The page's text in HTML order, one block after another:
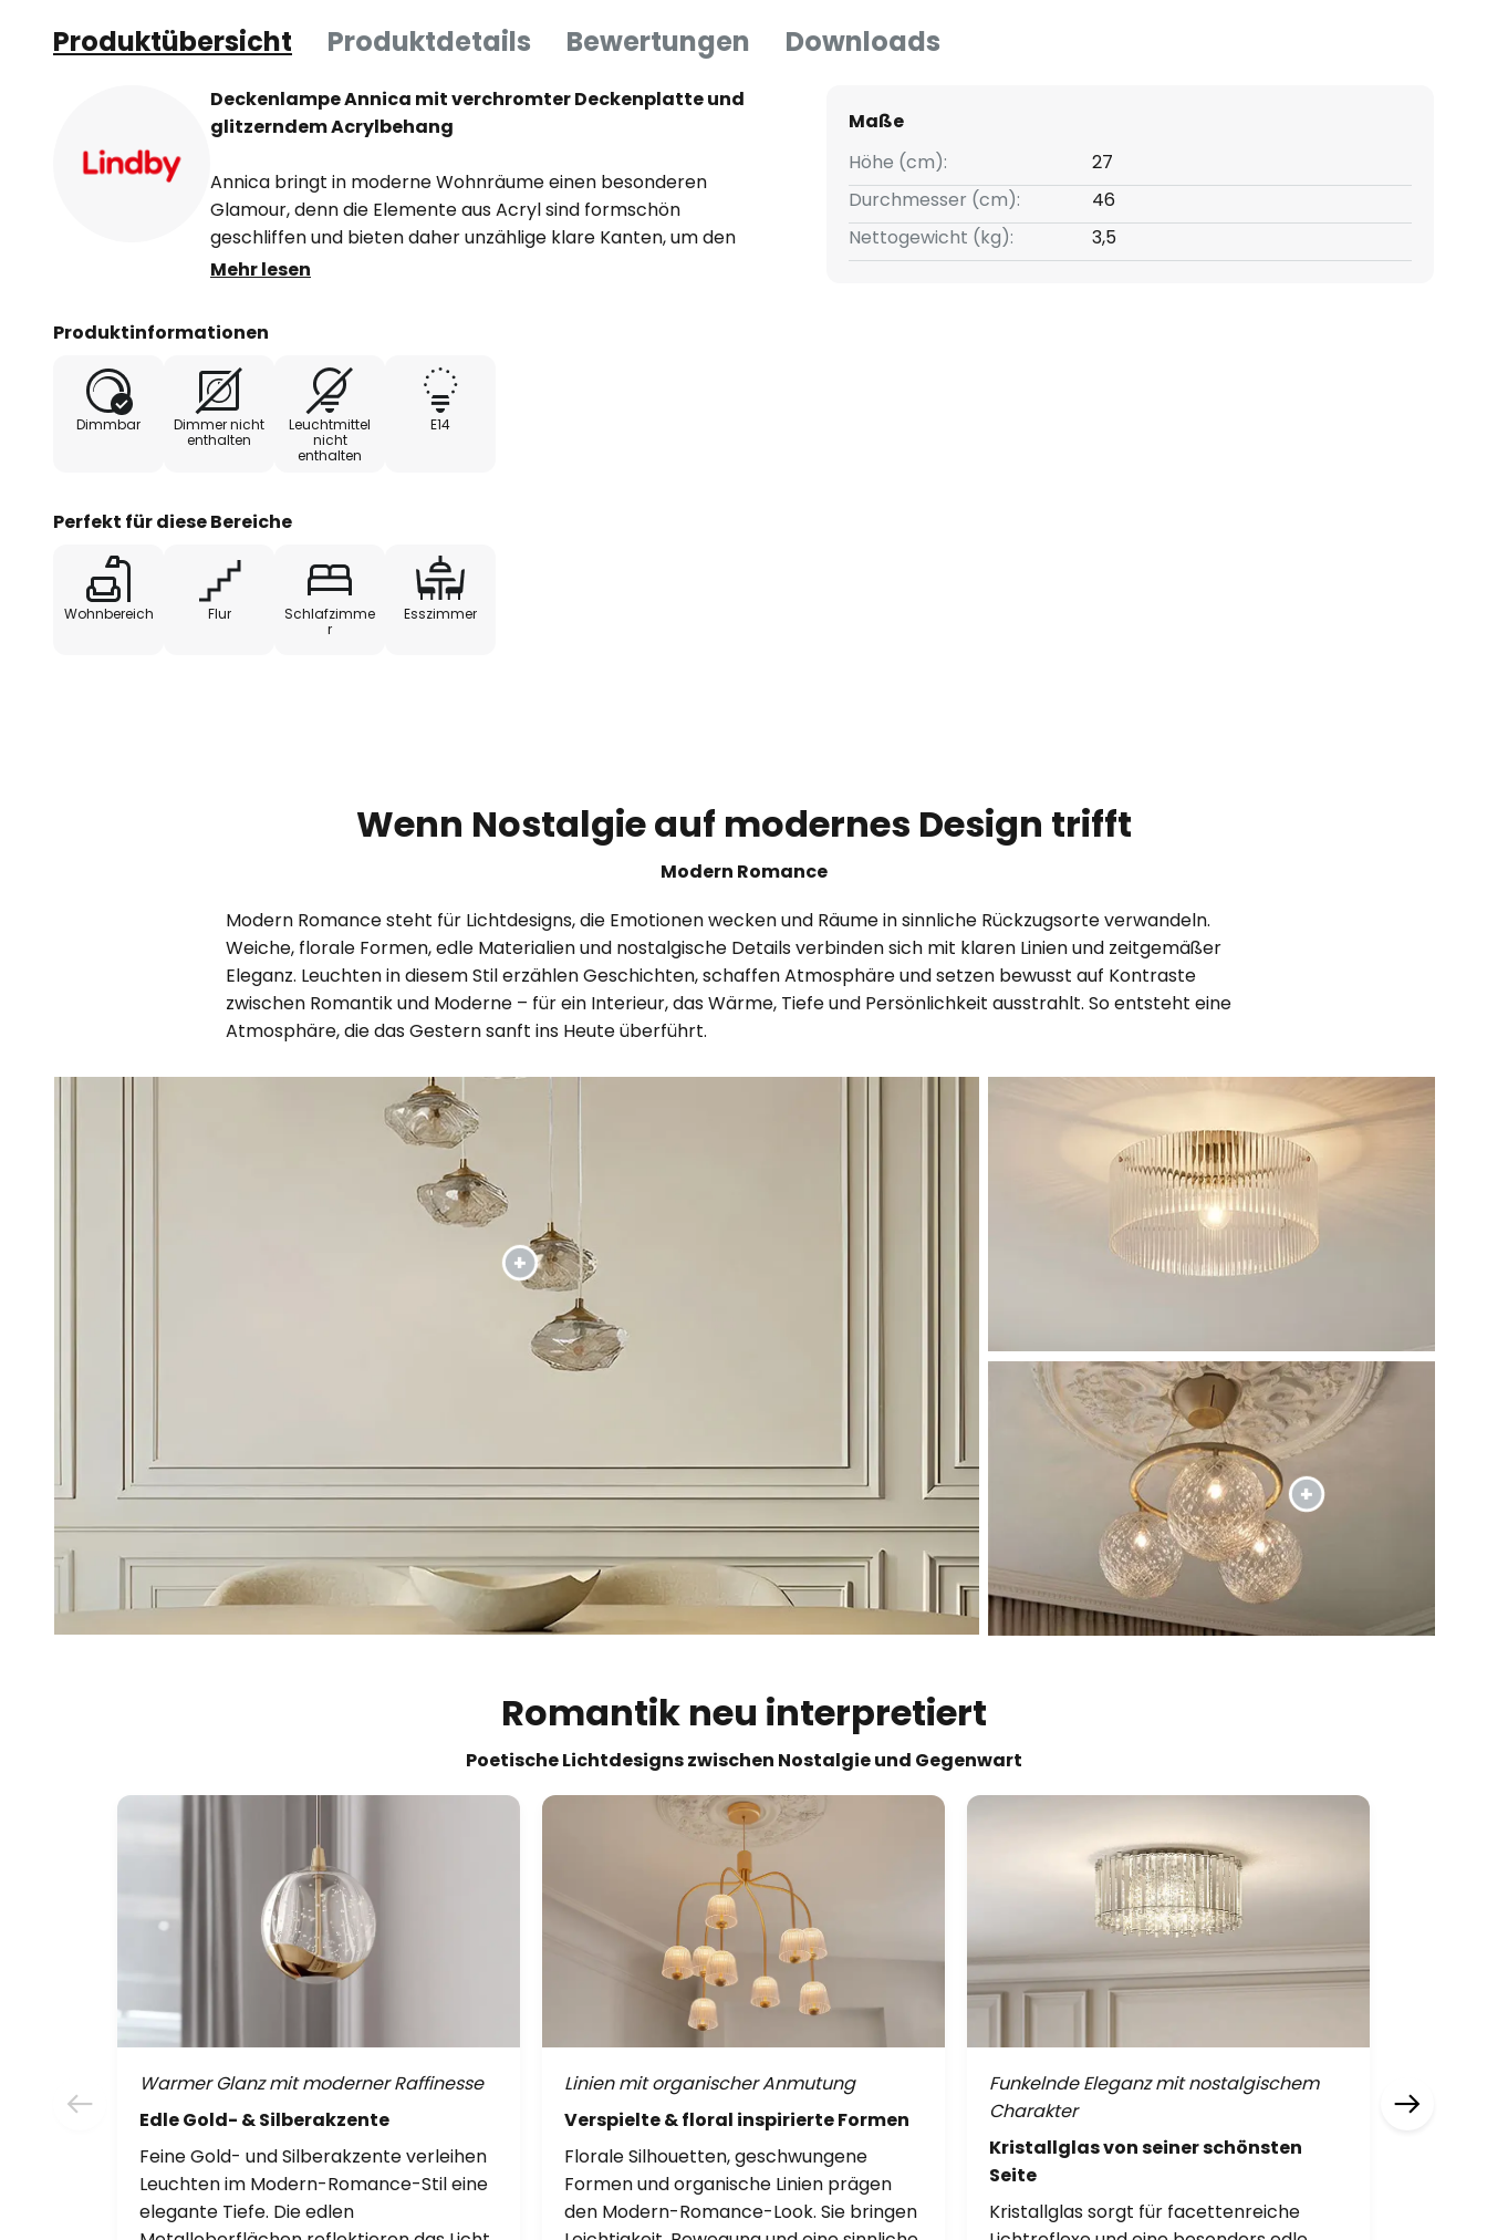
Produktübersicht Produktdetails Bewertungen Downloads
Deckenlampe Annica mit verchromter Deckenplatte und
glitzerndem Acrylbehang
Annica bringt in moderne Wohnräume einen besonderen
Glamour, denn die Elemente aus Acryl sind formschön
geschliffen und bieten daher unzählige klare Kanten, um den
Lichtschein zu reflektieren. So entsteht bei eingeschalteter
ganzen Raum als etwas sehr Glamouröses wahrnimmt und das
Mehr lesen
Produktinformationen
Dimmbar
Dimmer nicht
enthalten
Leuchtmittel
nicht
enthalten
E14
Perfekt für diese Bereiche
Wohnbereich Flur
Schlafzimme
r
Esszimmer
Maße
Höhe (cm):
27
Durchmesser (cm):
46
Nettogewicht (kg):
3,5
Wenn Nostalgie auf modernes Design trifft
Modern Romance
Modern Romance steht für Lichtdesigns, die Emotionen wecken und Räume in sinnliche Rückzugsorte verwandeln.
Weiche, florale Formen, edle Materialien und nostalgische Details verbinden sich mit klaren Linien und zeitgemäßer
Eleganz. Leuchten in diesem Stil erzählen Geschichten, schaffen Atmosphäre und setzen bewusst auf Kontraste
zwischen Romantik und Moderne – für ein Interieur, das Wärme, Tiefe und Persönlichkeit ausstrahlt. So entsteht eine
Atmosphäre, die das Gestern sanft ins Heute überführt.
Romantik neu interpretiert
Poetische Lichtdesigns zwischen Nostalgie und Gegenwart
Warmer Glanz mit moderner Raffinesse
Edle Gold- & Silberakzente
Feine Gold- und Silberakzente verleihen
Leuchten im Modern-Romance-Stil eine
elegante Tiefe. Die edlen
Linien mit organischer Anmutung
Verspielte & floral inspirierte Formen
Florale Silhouetten, geschwungene
Formen und organische Linien prägen
den Modern-Romance-Look. Sie bringen
Funkelnde Eleganz mit nostalgischem
Charakter
Kristallglas von seiner schönsten
Seite
Kristallglas sorgt für facettenreiche